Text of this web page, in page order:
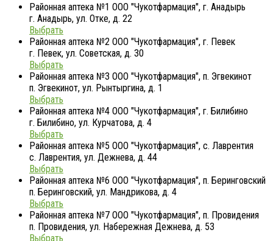
Районная аптека №1 ООО "Чукотфармация", г. Анадырь
г. Анадырь, ул. Отке, д. 22
Выбрать
Районная аптека №2 ООО "Чукотфармация", г. Певек
г. Певек, ул. Советская, д. 30
Выбрать
Районная аптека №3 ООО "Чукотфармация", п. Эгвекинот
п. Эгвекинот, ул. Рынтыргина, д. 1
Выбрать
Районная аптека №4 ООО "Чукотфармация", г. Билибино
г. Билибино, ул. Курчатова, д. 4
Выбрать
Районная аптека №5 ООО "Чукотфармация", с. Лаврентия
с. Лаврентия, ул. Дежнева, д. 44
Выбрать
Районная аптека №6 ООО "Чукотфармация", п. Беринговский
п. Беринговский, ул. Мандрикова, д. 4
Выбрать
Районная аптека №7 ООО "Чукотфармация", п. Провидения
п. Провидения, ул. Набережная Дежнева, д. 53
Выбрать